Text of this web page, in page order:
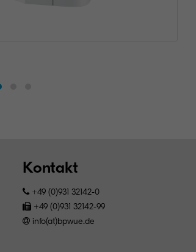
Kontakt
+49 (0)931 32142-0
+49 (0)931 32142-99
info(at)bpwue.de